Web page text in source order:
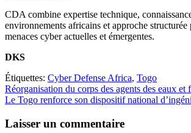
CDA combine expertise technique,
environnements africains et approche
menaces cyber actuelles et émergentes.
DKS
Étiquettes: Cyber Defense Africa, Togo
Navigation
de
l’article
Réorganisation du corps des agents des eaux et
Le Togo renforce son dispositif national
Laisser un commentaire